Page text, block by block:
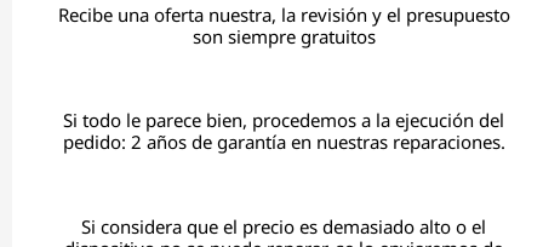
Recibe una oferta nuestra, la revisión y el presupuesto
son siempre gratuitos
Si todo le parece bien, procedemos a la ejecución del
pedido: 2 años de garantía en nuestras reparaciones.
Si considera que el precio es demasiado alto o el